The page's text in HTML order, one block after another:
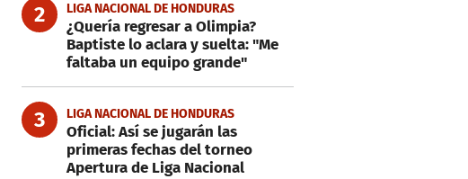
2 LIGA NACIONAL DE HONDURAS
¿Quería regresar a Olimpia?
Baptiste lo aclara y suelta: "Me
faltaba un equipo grande"
3 LIGA NACIONAL DE HONDURAS
Oficial: Así se jugarán las
primeras fechas del torneo
Apertura de Liga Nacional